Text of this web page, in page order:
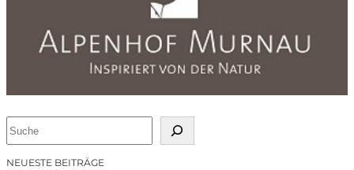
cNEUESTE BEITRÄGE